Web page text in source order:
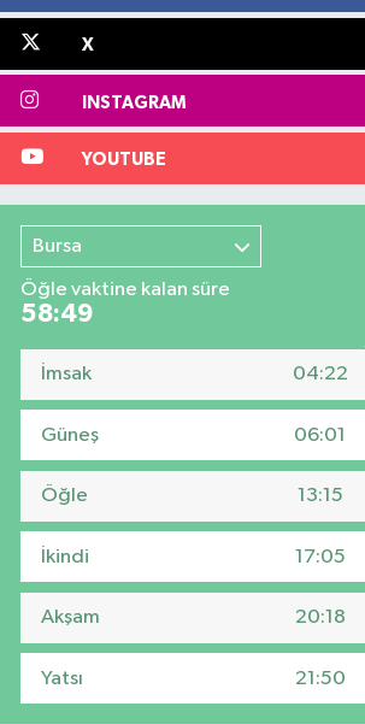
X
INSTAGRAM
YOUTUBE
Bursa
Öğle vaktine kalan süre
58:49
İmsak 04:22
Güneş 06:01
Öğle 13:15
İkindi 17:05
Akşam 20:18
Yatsı 21:50